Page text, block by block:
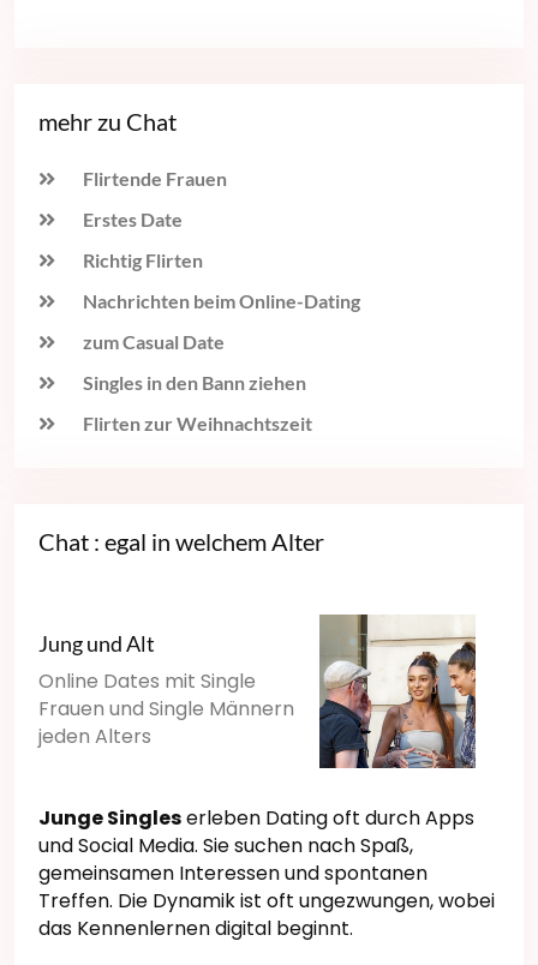
mehr zu Chat
Flirtende Frauen
Erstes Date
Richtig Flirten
Nachrichten beim Online-Dating
zum Casual Date
Singles in den Bann ziehen
Flirten zur Weihnachtszeit
Chat : egal in welchem Alter
Jung und Alt
Online Dates mit Single
Frauen und Single Männern
jeden Alters
Junge Singleserleben Dating oft durch Apps
und Social Media. Sie suchen nach Spaß,
gemeinsamen Interessen und spontanen
Treffen. Die Dynamik ist oft ungezwungen, wobei
das Kennenlernen digital beginnt.